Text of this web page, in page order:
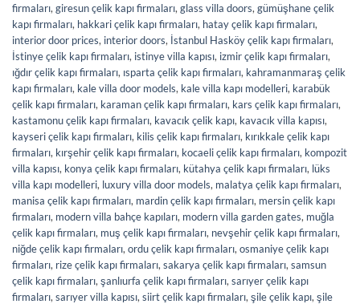
firmaları, giresun çelik kapı firmaları, glass villa doors, gümüşhane çelik
kapı firmaları, hakkari çelik kapı firmaları, hatay çelik kapı firmaları,
interior door prices, interior doors, İstanbul Hasköy çelik kapı firmaları,
İstinye çelik kapı firmaları, istinye villa kapısı, izmir çelik kapı firmaları,
ığdır çelik kapı firmaları, ısparta çelik kapı firmaları, kahramanmaraş çelik
kapı firmaları, kale villa door models, kale villa kapı modelleri, karabük
çelik kapı firmaları, karaman çelik kapı firmaları, kars çelik kapı firmaları,
kastamonu çelik kapı firmaları, kavacık çelik kapı, kavacık villa kapısı,
kayseri çelik kapı firmaları, kilis çelik kapı firmaları, kırıkkale çelik kapı
firmaları, kırşehir çelik kapı firmaları, kocaeli çelik kapı firmaları, kompozit
villa kapısı, konya çelik kapı firmaları, kütahya çelik kapı firmaları, lüks
villa kapı modelleri, luxury villa door models, malatya çelik kapı firmaları,
manisa çelik kapı firmaları, mardin çelik kapı firmaları, mersin çelik kapı
firmaları, modern villa bahçe kapıları, modern villa garden gates, muğla
çelik kapı firmaları, muş çelik kapı firmaları, nevşehir çelik kapı firmaları,
niğde çelik kapı firmaları, ordu çelik kapı firmaları, osmaniye çelik kapı
firmaları, rize çelik kapı firmaları, sakarya çelik kapı firmaları, samsun
çelik kapı firmaları, şanlıurfa çelik kapı firmaları, sarıyer çelik kapı
firmaları, sarıyer villa kapısı, siirt çelik kapı firmaları, şile çelik kapı, şile